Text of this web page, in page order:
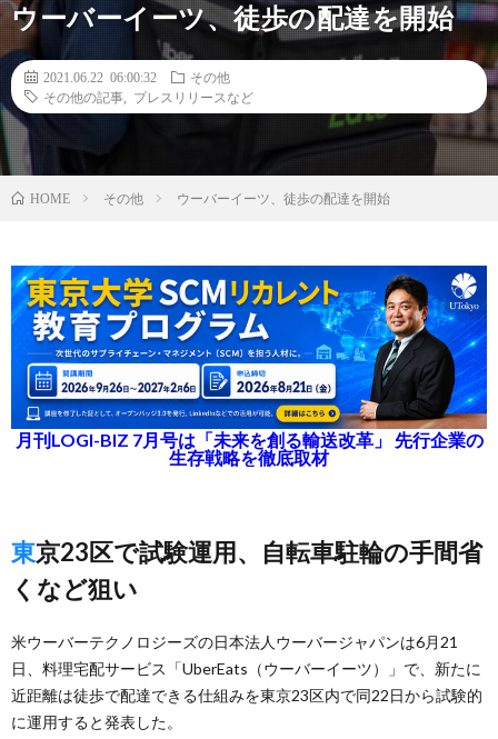
ウーバーイーツ、徒歩の配達を開始
2021.06.22 06:00:32
その他
その他の記事
プレスリリースなど
HOME その他 ウーバーイーツ、徒歩の配達を開始
月刊LOGI-BIZ 7月号は「未来を創る輸送改革」 先行企業の
生存戦略を徹底取材
東京23区で試験運用、自転車駐輪の手間省
くなど狙い
米ウーバーテクノロジーズの日本法人ウーバージャパンは6月21
日、料理宅配サービス「UberEats（ウーバーイーツ）」で、新たに
近距離は徒歩で配達できる仕組みを東京23区内で同22日から試験的
に運用すると発表した。